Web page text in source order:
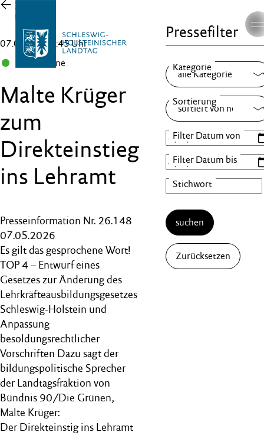
Zur
Übersicht
07.05.26 , 17:45 Uhr
B 90/Grüne
Malte Krüger
zum
Direkteinstieg
ins Lehramt
Presseinformation Nr. 26.148
07.05.2026
Es gilt das gesprochene Wort!
TOP 4 – Entwurf eines
Gesetzes zur Änderung des
Lehrkräfteausbildungsgesetzes
Schleswig-Holstein und
Anpassung
besoldungsrechtlicher
Vorschriften Dazu sagt der
bildungspolitische Sprecher
der Landtagsfraktion von
Bündnis 90/Die Grünen,
Malte Krüger:
Der Direkteinstig ins Lehramt
Pressefilter
suchen
Zurücksetzen